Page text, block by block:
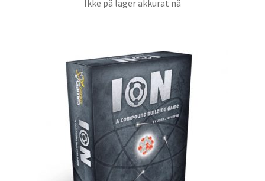
Ikke på lager akkurat nå